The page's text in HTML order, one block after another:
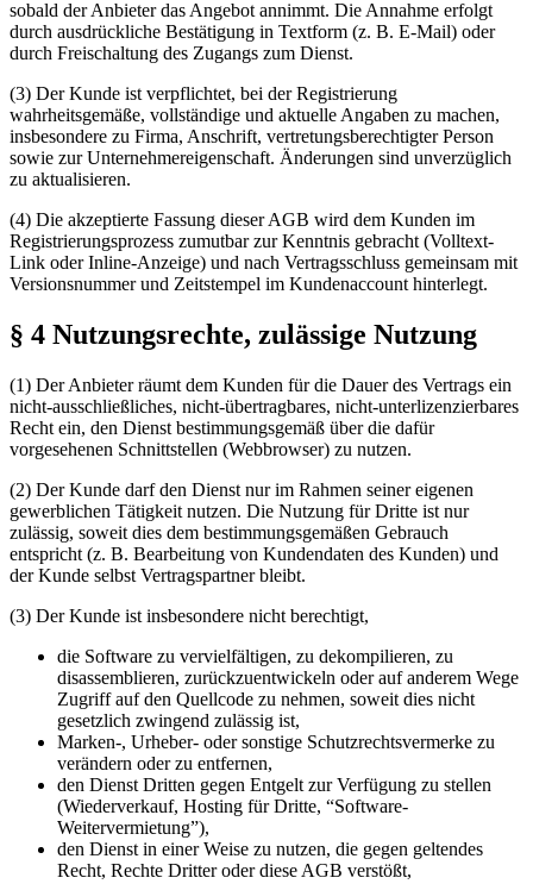
sobald der Anbieter das Angebot annimmt. Die Annahme erfolgt
durch ausdrückliche Bestätigung in Textform (z. B. E-Mail) oder
durch Freischaltung des Zugangs zum Dienst.
(3) Der Kunde ist verpflichtet, bei der Registrierung
wahrheitsgemäße, vollständige und aktuelle Angaben zu machen,
insbesondere zu Firma, Anschrift, vertretungsberechtigter Person
sowie zur Unternehmereigenschaft. Änderungen sind unverzüglich
zu aktualisieren.
(4) Die akzeptierte Fassung dieser AGB wird dem Kunden im
Registrierungsprozess zumutbar zur Kenntnis gebracht (Volltext-
Link oder Inline-Anzeige) und nach Vertragsschluss gemeinsam mit
Versionsnummer und Zeitstempel im Kundenaccount hinterlegt.
§ 4 Nutzungsrechte, zulässige Nutzung
(1) Der Anbieter räumt dem Kunden für die Dauer des Vertrags ein
nicht-ausschließliches, nicht-übertragbares, nicht-unterlizenzierbares
Recht ein, den Dienst bestimmungsgemäß über die dafür
vorgesehenen Schnittstellen (Webbrowser) zu nutzen.
(2) Der Kunde darf den Dienst nur im Rahmen seiner eigenen
gewerblichen Tätigkeit nutzen. Die Nutzung für Dritte ist nur
zulässig, soweit dies dem bestimmungsgemäßen Gebrauch
entspricht (z. B. Bearbeitung von Kundendaten des Kunden) und
der Kunde selbst Vertragspartner bleibt.
(3) Der Kunde ist insbesondere nicht berechtigt,
die Software zu vervielfältigen, zu dekompilieren, zu
disassemblieren, zurückzuentwickeln oder auf anderem Wege
Zugriff auf den Quellcode zu nehmen, soweit dies nicht
gesetzlich zwingend zulässig ist,
Marken-, Urheber- oder sonstige Schutzrechtsvermerke zu
verändern oder zu entfernen,
den Dienst Dritten gegen Entgelt zur Verfügung zu stellen
(Wiederverkauf, Hosting für Dritte, “Software-
Weitervermietung”),
den Dienst in einer Weise zu nutzen, die gegen geltendes
Recht, Rechte Dritter oder diese AGB verstößt,